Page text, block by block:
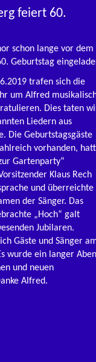
feiert 60.
schon lange vor dem
Geburtstag
trafen sich die
um Alfred
Dies taten
nnten Liedern aus
Die Geburtstagsgäste
vorhanden,
Gartenparty“
Klaus Rech
und überreichte
der Sänger. Das
„Hoch“ gal t
Jubilaren.
Gäste und Sänger
wurde ein langer
und neuen
Alfred.